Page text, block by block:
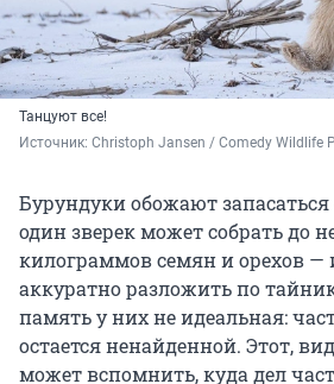
Танцуют все!
Источник: Christoph Jansen / Comedy Wildlife
Бурундуки обожают запасаться
один зверек может собрать до
килограммов семян и орехов —
аккуратно разложить по
память у них не идеальная:
остается ненайденной. Этот,
может вспомнить, куда дел